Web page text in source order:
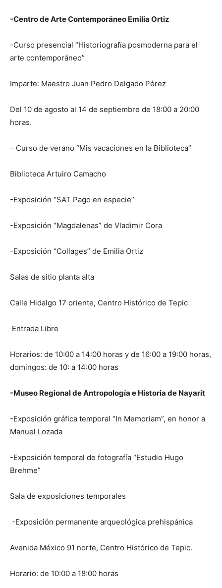
-Centro de Arte Contemporáneo Emilia Ortiz
-Curso presencial “Historiografía posmoderna para el
arte contemporáneo”
Imparte: Maestro Juan Pedro Delgado Pérez
Del 10 de agosto al 14 de septiembre de 18:00 a 20:00
horas.
– Curso de verano “Mis vacaciones en la Biblioteca”
Biblioteca Artuiro Camacho
-Exposición “SAT Pago en especie”
-Exposición “Magdalenas” de Vladimir Cora
-Exposición “Collages” de Emilia Ortiz
Salas de sitio planta alta
Calle Hidalgo 17 oriente, Centro Histórico de Tepic
Entrada Libre
Horarios: de 10:00 a 14:00 horas y de 16:00 a 19:00 horas,
domingos: de 10: a 14:00 horas
-Museo Regional de Antropología e Historia de Nayarit
-Exposición gráfica temporal “In Memoriam”, en honor a
Manuel Lozada
-Exposición temporal de fotografía “Estudio Hugo
Brehme”
Sala de exposiciones temporales
-Exposición permanente arqueológica prehispánica
Avenida México 91 norte, Centro Histórico de Tepic.
Horario: de 10:00 a 18:00 horas